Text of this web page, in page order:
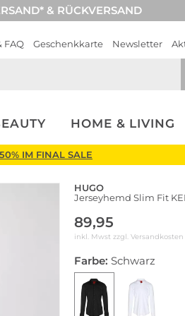
& RÜCKVERSAND
FAQ Geschenkkarte Newsletter
HOME & LIVING
IM FINAL SALE
HUGO
Jerseyhemd Slim Fit
89,95
inkl. Mwst zzgl. Versandkosten
Farbe: Schwarz